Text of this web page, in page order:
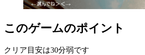
このゲームのポイント
クリア目安は30分弱です